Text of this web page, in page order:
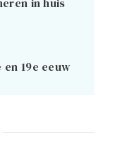
19e eeuw